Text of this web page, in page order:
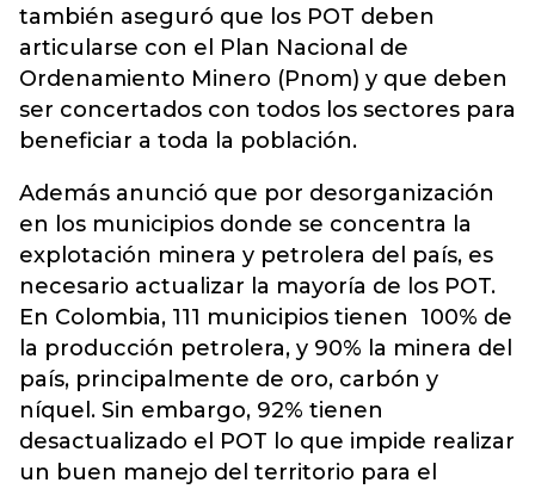
también aseguró que los POT deben
articularse con el Plan Nacional de
Ordenamiento Minero (Pnom) y que deben
ser concertados con todos los sectores para
beneficiar a toda la población.
Además anunció que por desorganización
en los municipios donde se concentra la
explotación minera y petrolera del país, es
necesario actualizar la mayoría de los POT.
En Colombia, 111 municipios tienen 100% de
la producción petrolera, y 90% la minera del
país, principalmente de oro, carbón y
níquel. Sin embargo, 92% tienen
desactualizado el POT lo que impide realizar
un buen manejo del territorio para el